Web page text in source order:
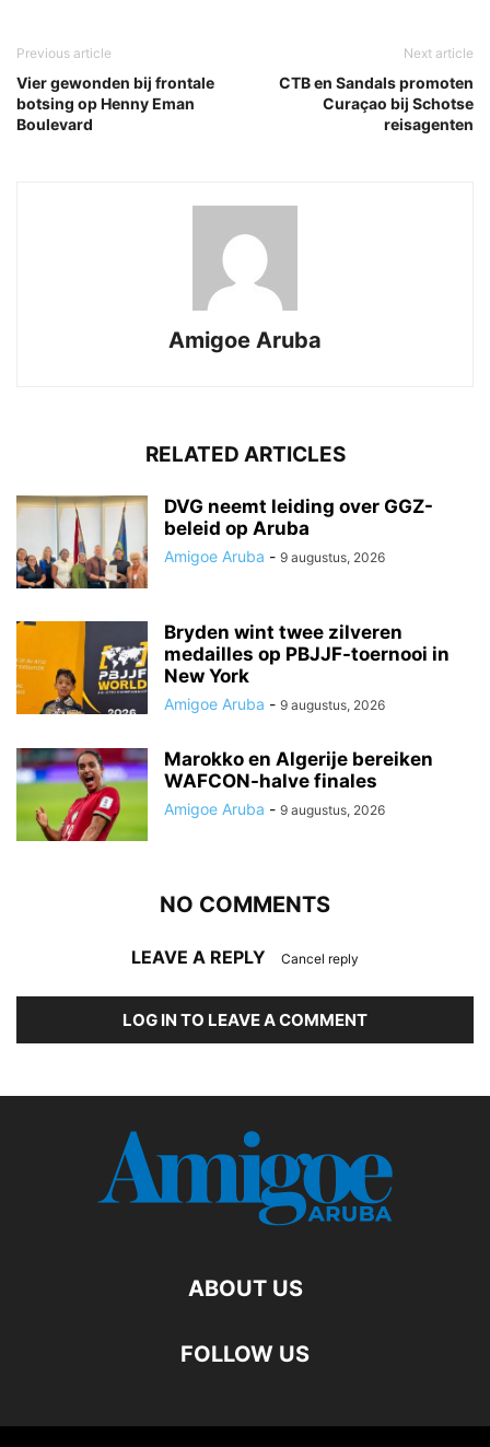
Previous article
Vier gewonden bij frontale
botsing op Henny Eman
Boulevard
Next article
CTB en Sandals promoten
Curaçao bij Schotse
reisagenten
Amigoe Aruba
RELATED ARTICLES
DVG neemt leiding over GGZ-
beleid op Aruba
Amigoe Aruba - 9 augustus, 2026
Bryden wint twee zilveren
medailles op PBJJF-toernooi in
New York
Amigoe Aruba - 9 augustus, 2026
Marokko en Algerije bereiken
WAFCON-halve finales
Amigoe Aruba - 9 augustus, 2026
NO COMMENTS
LEAVE A REPLY Cancel reply
LOG IN TO LEAVE A COMMENT
ABOUT US
FOLLOW US